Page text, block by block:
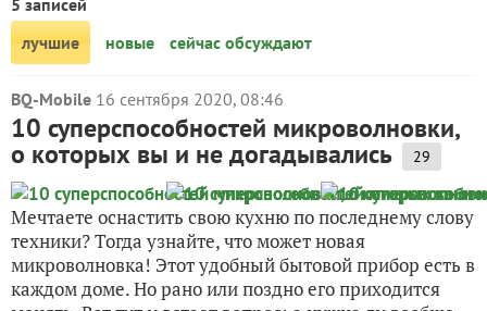
5 записей
лучшие
новые сейчас обсуждают
BQ-Mobile 16 сентября 2020, 08:46
10 суперспособностей микроволновки,
о которых вы и не догадывались 29
Мечтаете оснастить свою кухню по последнему слову
техники? Тогда узнайте, что может новая
микроволновка! Этот удобный бытовой прибор есть в
каждом доме. Но рано или поздно его приходится